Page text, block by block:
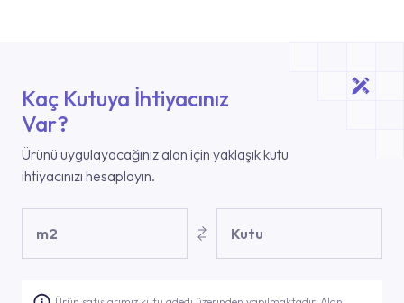
Kaç Kutuya İhtiyacınız
Var?
Ürünü uygulayacağınız alan için yaklaşık kutu
ihtiyacınızı hesaplayın.
m2 Kutu